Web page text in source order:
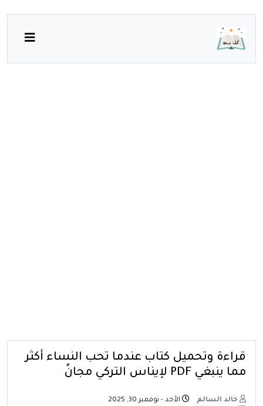
قراءة وتحميل كتاب عندما تحب النساء أكثر
مما ينبغي PDF لإيناس التركي مجانً
خالد السالم
الأحد - نوفمبر 30, 2025